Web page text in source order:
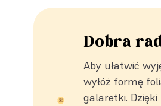
Dobra
Aby ułatwić
wyłóż formę
galaretki.